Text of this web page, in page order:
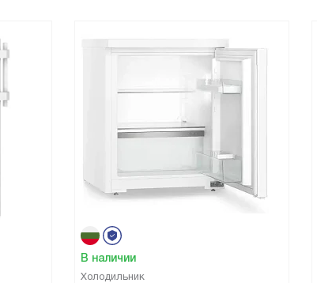
В наличии
Холодильник